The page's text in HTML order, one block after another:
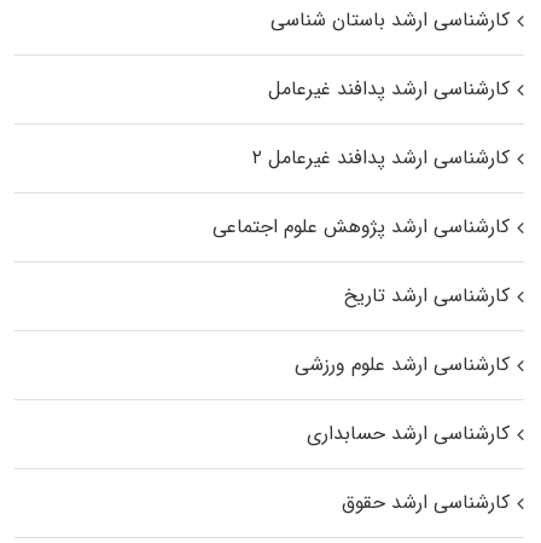
کارشناسی ارشد باستان شناسی
کارشناسی ارشد پدافند غیرعامل
کارشناسی ارشد پدافند غیرعامل ۲
کارشناسی ارشد پژوهش علوم اجتماعی
کارشناسی ارشد تاریخ
کارشناسی ارشد علوم ورزشی
کارشناسی ارشد حسابداری
کارشناسی ارشد حقوق